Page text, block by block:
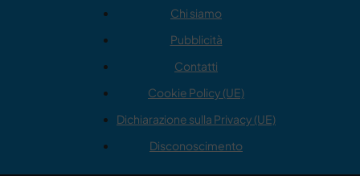
Chi siamo
Pubblicità
Contatti
Cookie Policy (UE)
Dichiarazione sulla Privacy (UE)
Disconoscimento